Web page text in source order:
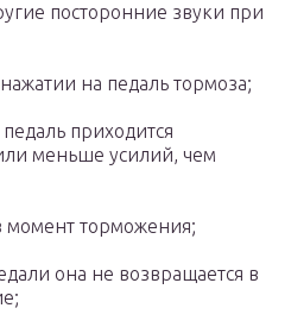
посторонние звуки при
на педаль тормоза;
приходится
меньше усилий, чем
момент торможения;
она не возвращается в